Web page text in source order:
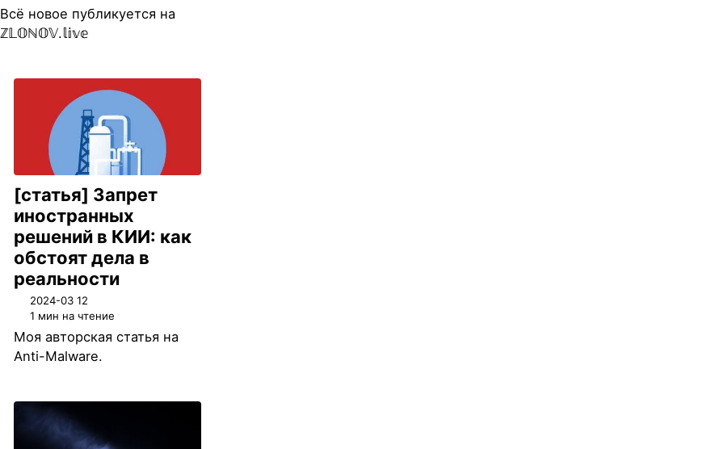
Всё новое публикуется на
ℤ𝕃𝕆ℕ𝕆𝕍.𝕝𝕚𝕧𝕖
[статья] Запрет
иностранных
решений в КИИ: как
обстоят дела в
реальности
2024-03 12
1 мин на чтение
Моя авторская статья на
Anti-Malware.